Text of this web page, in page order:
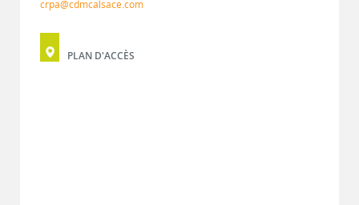
crpa@cdmcalsace.com
PLAN D'ACCÈS